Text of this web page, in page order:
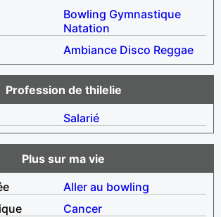
Bowling Gymnastique
Natation
Ambiance Disco Reggae
Profession de thilelie
Salarié
Plus sur ma vie
Aller au bowling
Cancer